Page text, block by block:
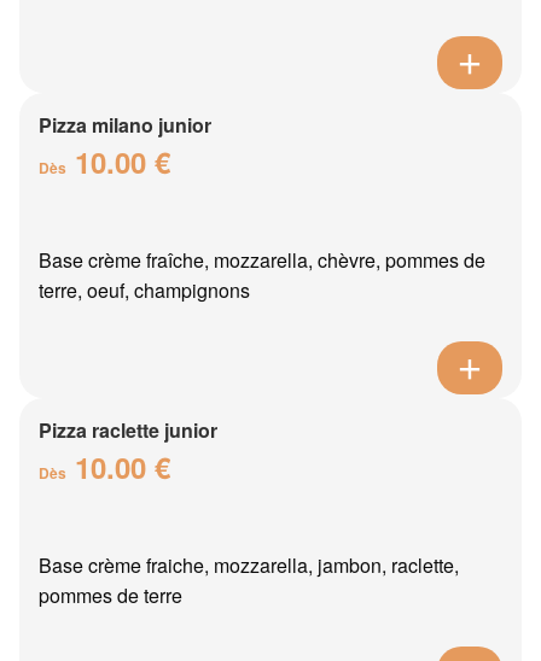
Pizza milano junior
Dès 10.00 €
Base crème fraîche, mozzarella, chèvre, pommes de
terre, oeuf, champignons
Pizza raclette junior
Dès 10.00 €
Base crème fraiche, mozzarella, jambon, raclette,
pommes de terre